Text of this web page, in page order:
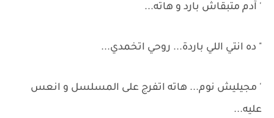
' آدم متبقاش بارد و هاته...
" ده انتي اللي باردة... روحي اتخمدي...
' مجيليش نوم... هاته اتفرج على المسلسل و انعس
عليه...